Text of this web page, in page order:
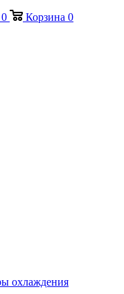
0 Корзина 0
охлаждения